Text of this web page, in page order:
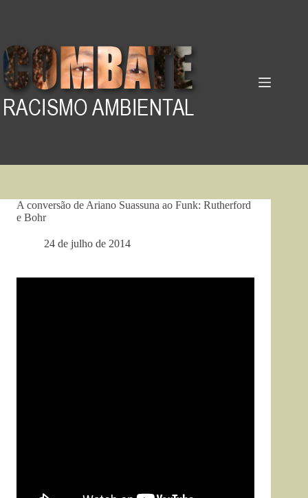
A conversão de Ariano Suassuna ao Funk: Rutherford
e Bohr
24 de julho de 2014